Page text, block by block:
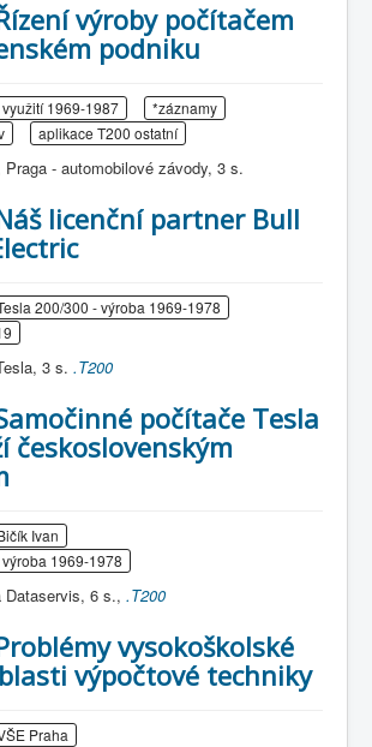
výroby počítačem
podniku
1969-1987
*záznamy
aplikace T200 ostatní
- automobilové závody, 3 s.
licenční partner Bull
200/300 - výroba 1969-1978
3 s. .T200
počítače Tesla
československým
Ivan
1969-1978
6 s., .T200
vysokoškolské
výpočtové techniky
Praha